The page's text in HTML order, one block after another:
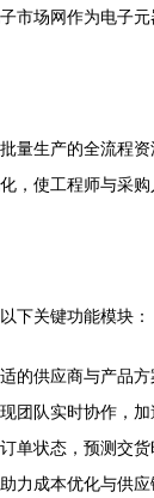
场网作为电子
生产的全流程
使工程师与采
下关键功能模块：
供应商与产品方
团队实时协作，加
单状态，预测交货
力成本优化与供应